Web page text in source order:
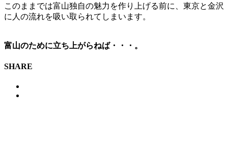
このままでは富山独自の魅力を作り上げる前に、東京と金沢
に人の流れを吸い取られてしまいます。
富山のために立ち上がらねば・・・。
SHARE